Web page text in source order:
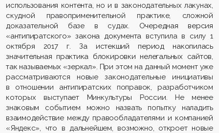
использования контента, но и в законодательных лакунах,
скудной правоприменительной практике, сложной
доказательной базе в судах. Очередная версия
«антипиратского» закона документавступила в силу 1
октября 2017 г.
За истекший период накопилась
значительная практика блокировки нелегальных сайтов,
так называемых «зеркал» . При этом на данный момент уже
рассматриваются новые законодательные инициативы
в отношении антипиратских поправок, разработчиком
которых выступает Минкультуры России. Не менее
знаковым событием можно назвать попытку наладить
взаимодействие между правообладателями и компанией
«Яндекс», что в дальнейшем, возможно, откроет новые